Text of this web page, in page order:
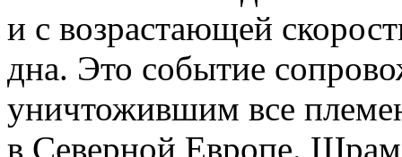
и с возрастающей
дна. Это событие
уничтожившим все
в Северной Европе. Шрам